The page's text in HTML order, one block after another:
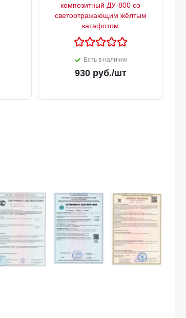
композитный ДУ-800 со
светоотражающим жёлтым
катафотом
Есть в наличии
930руб./шт